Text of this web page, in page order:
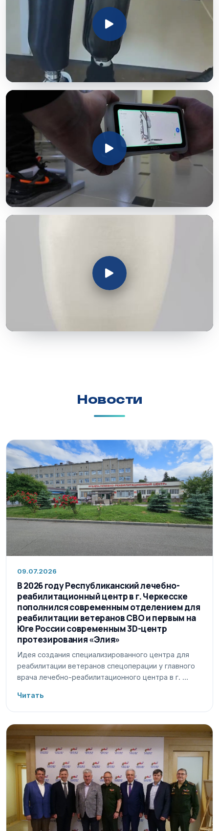
Новости
09.07.2026
В 2026 году Республиканский лечебно-
реабилитационный центр в г. Черкесске
пополнился современным отделением для
реабилитации ветеранов СВО и первым на
Юге России современным 3D-центр
протезирования «Элия»
Идея создания специализированного центра для
реабилитации ветеранов спецоперации у главного
врача лечебно-реабилитационного центра в г. …
Читать